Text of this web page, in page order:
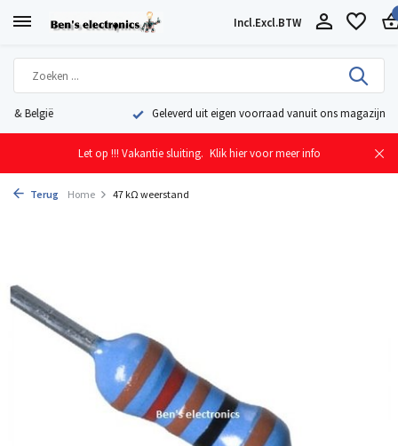
Incl.Excl.BTW
Geleverd uit eigen voorraad vanuit ons magazijn in Nederland
Let op !!! Vakantie sluiting. Klik hier voor meer info
Terug Home 47 kΩ weerstand